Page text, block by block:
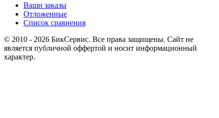
Ваши заказы
Отложенные
Список сравнения
© 2010 - 2026 БикСервис. Все права защищены. Сайт не
является публичной оффертой и носит информационный
характер.